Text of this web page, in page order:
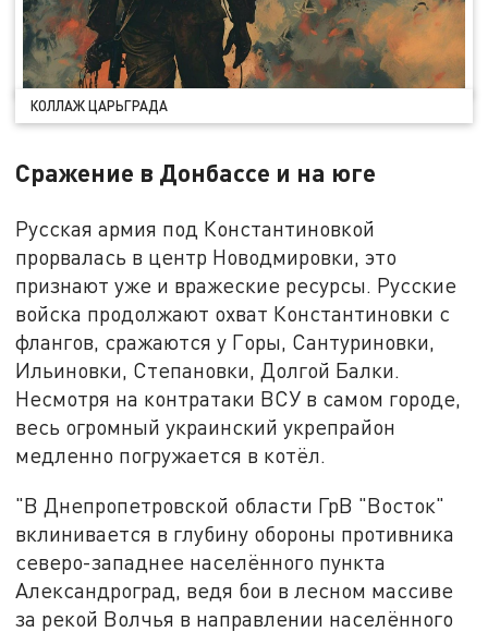
КОЛЛАЖ ЦАРЬГРАДА
Сражение в Донбассе и на юге
Русская армия под Константиновкой
прорвалась в центр Новодмировки, это
признают уже и вражеские ресурсы. Русские
войска продолжают охват Константиновки с
флангов, сражаются у Горы, Сантуриновки,
Ильиновки, Степановки, Долгой Балки.
Несмотря на контратаки ВСУ в самом городе,
весь огромный украинский укрепрайон
медленно погружается в котёл.
"В Днепропетровской области ГрВ "Восток"
вклинивается в глубину обороны противника
северо-западнее населённого пункта
Александроград, ведя бои в лесном массиве
за рекой Волчья в направлении населённого